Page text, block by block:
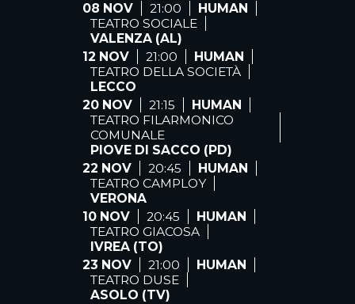
08 NOV
21:00
HUMAN
TEATRO SOCIALE
VALENZA (AL)
12 NOV
21:00
HUMAN
TEATRO DELLA SOCIETÀ
LECCO
20 NOV
21:15
HUMAN
TEATRO FILARMONICO
COMUNALE
PIOVE DI SACCO (PD)
22 NOV
20:45
HUMAN
TEATRO CAMPLOY
VERONA
10 NOV
20:45
HUMAN
TEATRO GIACOSA
IVREA (TO)
23 NOV
21:00
HUMAN
TEATRO DUSE
ASOLO (TV)